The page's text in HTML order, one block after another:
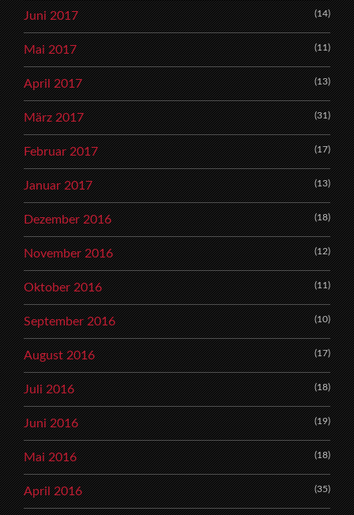
Juni 2017 (14)
Mai 2017 (11)
April 2017 (13)
März 2017 (31)
Februar 2017 (17)
Januar 2017 (13)
Dezember 2016 (18)
November 2016 (12)
Oktober 2016 (11)
September 2016 (10)
August 2016 (17)
Juli 2016 (18)
Juni 2016 (19)
Mai 2016 (18)
April 2016 (35)